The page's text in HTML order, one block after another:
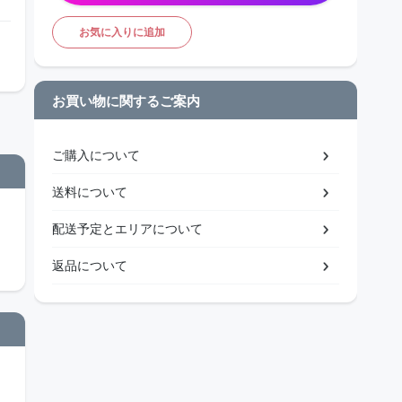
お気に入りに追加
お買い物に関するご案内
ご購入について
送料について
配送予定とエリアについて
返品について